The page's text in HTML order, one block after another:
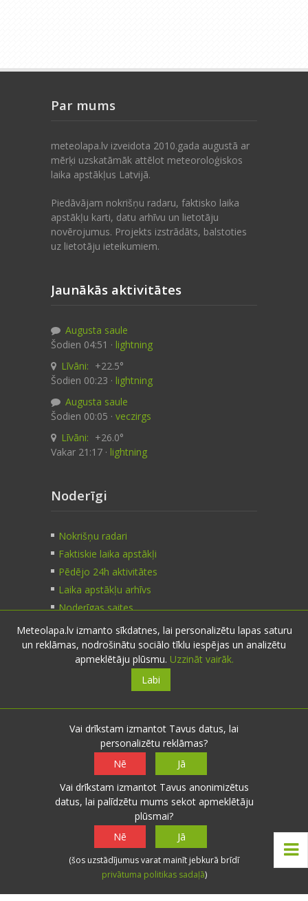
Par mums
meteolapa.lv izveidota 2010.gada augustā ar
mērķi uzskatāmāk attēlot meteoroloģiskos
laika apstākļus Latvijā.
Piedāvājam nokrišņu radaru, faktisko laika
apstākļu karti, datu arhīvu un lietotāju
novērojumus. Projekts izstrādāts, balstoties
uz lietotāju ieteikumiem.
Jaunākās aktivitātes
Augusta saule
Šodien 04:51 · lightning
Līvāni: +22.5°
Šodien 00:23 · lightning
Augusta saule
Šodien 00:05 · veczirgs
Līvāni: +26.0°
Vakar 21:17 · lightning
Noderīgi
Nokrišņu radari
Faktiskie laika apstākļi
Pēdējo 24h aktivitātes
Laika apstākļu arhīvs
Noderīgas saites
Kontakti
nosūti ziņu
Seko mums
© 2026 meteolapa.lv. v2
Raksti· Galerijas· Radars·
laika apstākļi· Sazināties· Privātuma politika
Lietošanas noteikumi· Par mums
Meteolapa.lv izmanto sīkdatnes, lai personalizētu lapas saturu
un reklāmas, nodrošinātu sociālo tīklu iespējas un analizētu
apmeklētāju plūsmu. Uzzināt vairāk.
Labi
Vai drīkstam izmantot Tavus datus, lai
personalizētu reklāmas?
Nē
Jā
Vai drīkstam izmantot Tavus anonimizētus
datus, lai palīdzētu mums sekot apmeklētāju
plūsmai?
Nē
Jā
(šos uzstādījumus varat mainīt jebkurā brīdī
privātuma politikas sadaļā)